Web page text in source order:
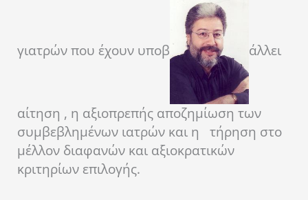
γιατρών που έχουν υποβ άλλει
αίτηση , η αξιοπρεπής αποζημίωση των
συμβεβλημένων ιατρών και η τήρηση στο
μέλλον διαφανών και αξιοκρατικών
κριτηρίων επιλογής.